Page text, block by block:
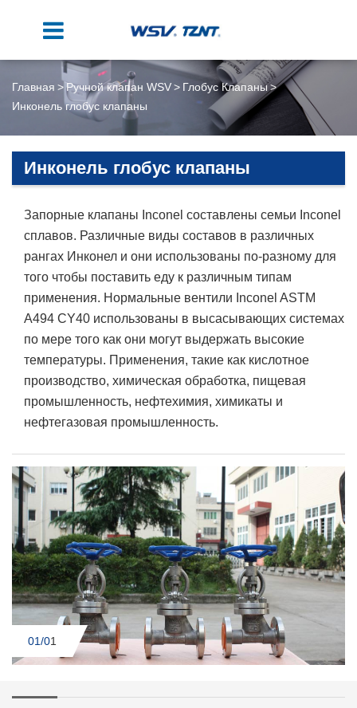
Главная Ручной клапан WSV
Глобус Клапаны
Инконель глобус клапаны
Инконель глобус клапаны
Запорные клапаны Inconel составлены семьи Inconel
сплавов. Различные виды составов в различных
рангах Инконел и они использованы по-разному для
того чтобы поставить еду к различным типам
применения. Нормальные вентили Inconel ASTM
A494 CY40 использованы в высасывающих системах
по мере того как они могут выдержать высокие
температуры. Применения, такие как кислотное
производство, химическая обработка, пищевая
промышленность, нефтехимия, химикаты и
нефтегазовая промышленность.
01/01